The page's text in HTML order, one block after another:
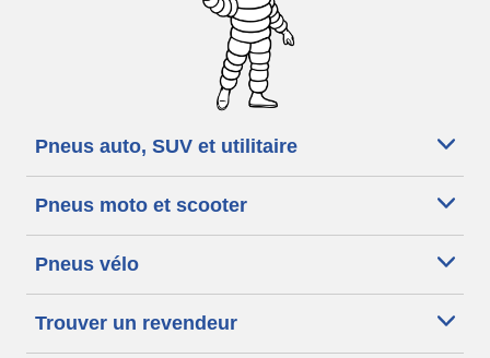
Pneus auto, SUV et utilitaire
Pneus moto et scooter
Pneus vélo
Trouver un revendeur